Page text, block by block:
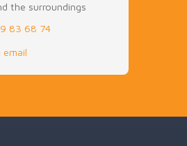
the surroundings
83 68 74
email